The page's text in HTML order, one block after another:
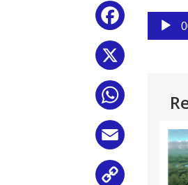
Facebook
WhatsApp
audio